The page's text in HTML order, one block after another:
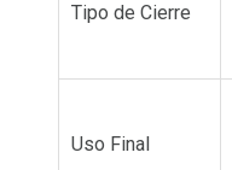
Tipo de Cierre
Uso Final